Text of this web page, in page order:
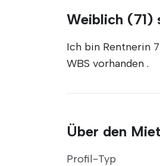
Weiblich (71)
Ich bin Rentnerin
WBS vorhanden .
Über den
Profil-Typ